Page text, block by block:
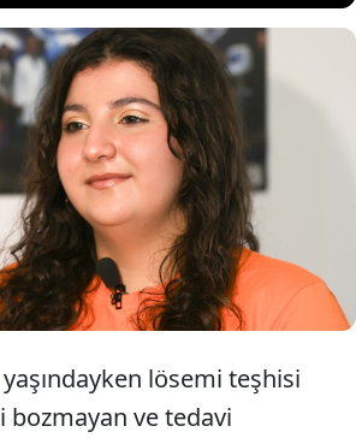
Lösemiyi yenen 20 yaşındaki Sıla
Duran şimdi aynı hastalıkla
mücadele edenlere umut ışığı oluyor.
lösemi teşhisi
ve tedavi